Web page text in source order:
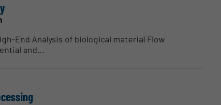
End Analysis of biological material Flow
and...